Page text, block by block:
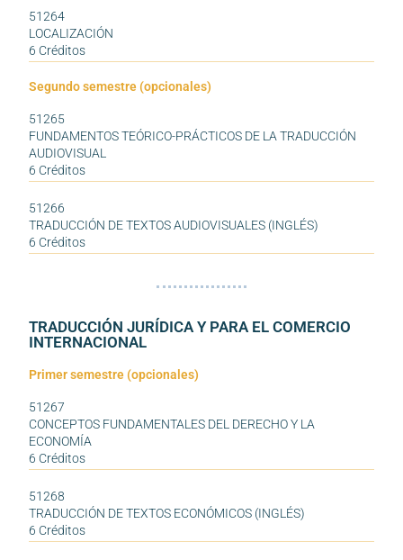
51264
LOCALIZACIÓN
6 Créditos
Segundo semestre (opcionales)
51265
FUNDAMENTOS TEÓRICO-PRÁCTICOS DE LA TRADUCCIÓN
AUDIOVISUAL
6 Créditos
51266
TRADUCCIÓN DE TEXTOS AUDIOVISUALES (INGLÉS)
6 Créditos
TRADUCCIÓN JURÍDICA Y PARA EL COMERCIO
INTERNACIONAL
Primer semestre (opcionales)
51267
CONCEPTOS FUNDAMENTALES DEL DERECHO Y LA
ECONOMÍA
6 Créditos
51268
TRADUCCIÓN DE TEXTOS ECONÓMICOS (INGLÉS)
6 Créditos